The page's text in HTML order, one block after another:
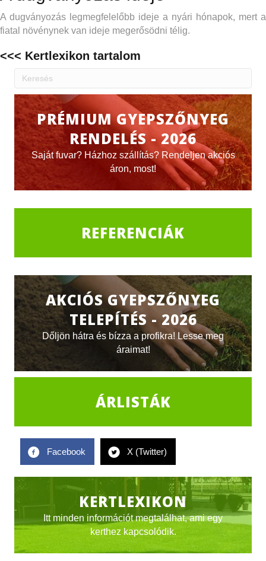
A dugványozás legmegfelelőbb ideje a nyári hónapok, mert a
fiatal növénynek van ideje megerősödni télig.
<<< Kertlexikon tartalom
PRÉMIUM GYEPSZŐNYEG
RENDELÉS - 2026
Saját fuvar? Házhoz szállítás? Rendeljen akciós
áron, most!
REFERENCIÁK
AKCIÓS GYEPSZŐNYEG
TELEPÍTÉS - 2026
Dőljön hátra és bízza a profikra! Lesse meg
áraimat!
ÁRLISTÁK
Facebook X (Twitter)
KERTLEXIKON
Itt minden információt megtalálhat, ami egy
kerthez kapcsolódik.